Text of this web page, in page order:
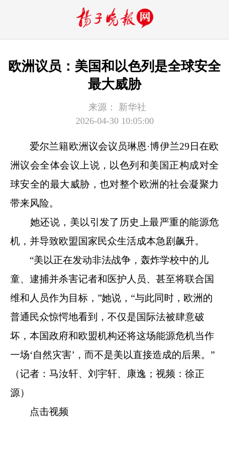
欧洲议员：美国和以色列是全球安全
最大威胁
来源：
新华社
2026-04-30 10:05:00
爱尔兰籍欧洲议会议员琳恩·博伊兰29日在欧
洲议会全体会议上说，以色列和美国正构成对全
球安全的最大威胁，也对整个欧洲的社会凝聚力
带来风险。
她还说，美以引发了历史上最严重的能源危
机，并导致欧盟国家民众生活成本急剧飙升。
“美以正在发动非法战争，轰炸学校中的儿
童、逮捕并杀害记者和医护人员、甚至将联合国
维和人员作为目标，”她说，“与此同时，欧洲的
普通民众惊愕地看到，不仅是国际法被肆意破
坏，本国政府和欧盟机构还将这场能源危机当作
一场‘自然灾害’，而不是美以直接造成的后果。”
（记者：马汝轩、刘宇轩、康逸；视频：徐正
源）
点击视频